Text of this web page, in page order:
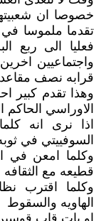
خصوصا ان
تقدما ملموسا في
فعليا الى ربع
واجتماعيين
قرابه نصف
وهذا تقدم كبير
الاوراسي الحاكم
اذا نرى انه
السوفييتي في
وكلما امعن في
قطيعه مع الثقافه
وكلما اقترب
الهاويه والسقوط